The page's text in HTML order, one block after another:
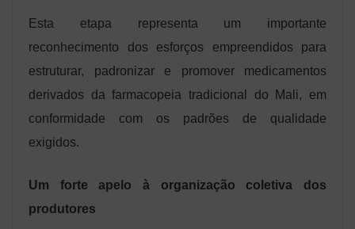
Esta etapa representa um importante
reconhecimento dos esforços empreendidos para
estruturar, padronizar e promover medicamentos
derivados da farmacopeia tradicional do Mali, em
conformidade com os padrões de qualidade
exigidos.
Um forte apelo à organização coletiva dos
produtores